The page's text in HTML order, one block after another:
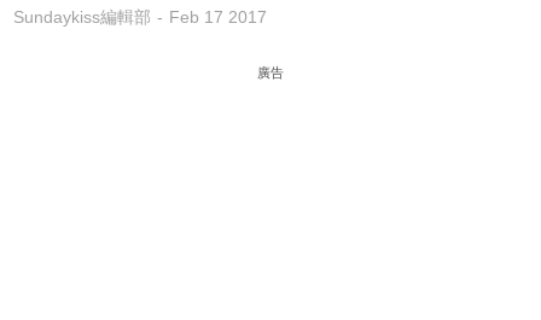
Sundaykiss編輯部 Feb 17 2017
廣告